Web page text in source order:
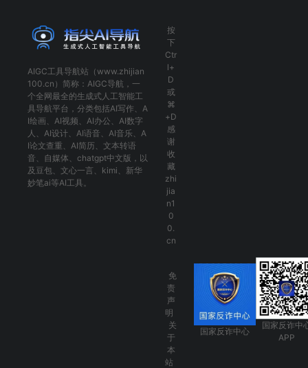
AIGC工具导航站（www.zhijian
100.cn）简称： AIGC导航 ，一
个全网最全的生成式人工智能工
具导航平台，分类包括AI写作 、 A
I绘画 、 AI视频 、 AI办公 、 AI数字
人 、 AI设计、 AI语音、 AI音乐、 A
I论文查重 、 AI简历 、 文本转语
音、 自媒体 、 chatgpt中文版 ，以
及 豆包、 文心一言 、 kimi 、 新华
妙笔ai等AI工具。
按
下
Ctr
l+
D
或
⌘
+D
感
谢
收
藏
zhi
jia
n1
0
0.
cn
免
责
声
明
关
于
本
站
国家反诈中心
国家反诈中
APP